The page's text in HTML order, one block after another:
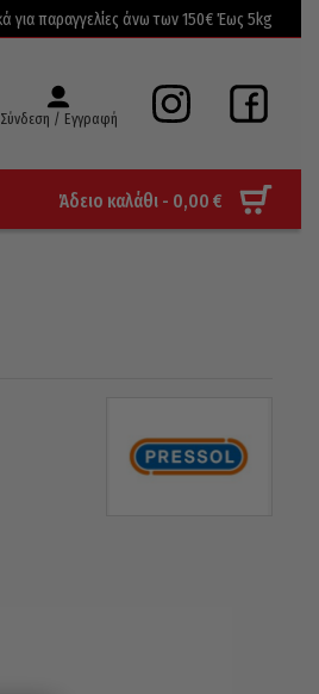
για παραγγελίες άνω των 150€ Έως 5kg
Σύνδεση / Εγγραφή
Άδειο καλάθι - 0,00 €